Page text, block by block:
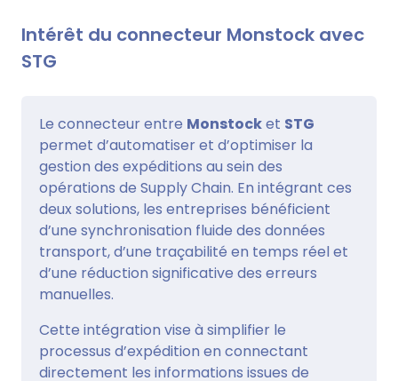
Intérêt du connecteur Monstock avec
STG
Le connecteur entre Monstocket STG
permet d’automatiser et d’optimiser la
gestion des expéditions au sein des
opérations de Supply Chain. En intégrant ces
deux solutions, les entreprises bénéficient
d’une synchronisation fluide des données
transport, d’une traçabilité en temps réel et
d’une réduction significative des erreurs
manuelles.
Cette intégration vise à simplifier le
processus d’expédition en connectant
directement les informations issues de